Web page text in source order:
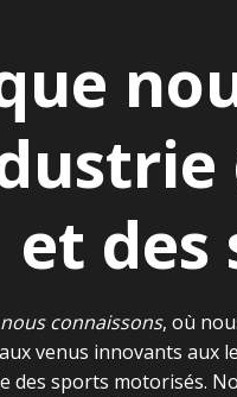
et des
connaissons, où
venus innovants aux
des sports motorisés.